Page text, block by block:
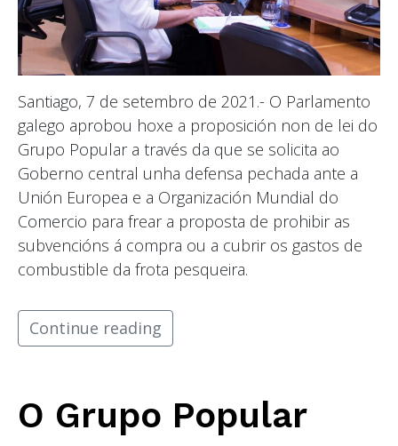
Santiago, 7 de setembro de 2021.- O Parlamento
galego aprobou hoxe a proposición non de lei do
Grupo Popular a través da que se solicita ao
Goberno central unha defensa pechada ante a
Unión Europea e a Organización Mundial do
Comercio para frear a proposta de prohibir as
subvencións á compra ou a cubrir os gastos de
combustible da frota pesqueira.
Continue reading
O Grupo Popular